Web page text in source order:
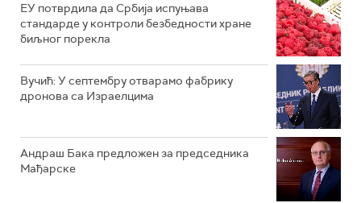
ЕУ потврдила да Србија испуњава
стандарде у контроли безбедности хране
биљног порекла
Вучић: У септембру отварамо фабрику
дронова са Израелцима
Андраш Бакa предложен за председника
Мађарске